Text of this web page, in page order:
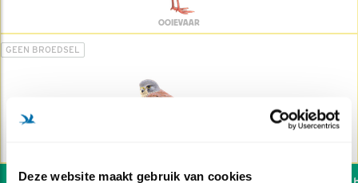
Deze website maakt gebruik van cookies
OOIEVAAR
GEEN BROEDSEL